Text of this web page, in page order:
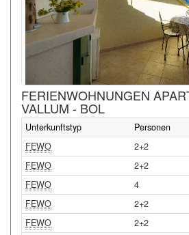
FERIENWOHNUNGEN
VALLUM - BOL
Unterkunftstyp Personen
FEWO
2+2
FEWO 2+2
FEWO 4
FEWO 2+2
FEWO 2+2